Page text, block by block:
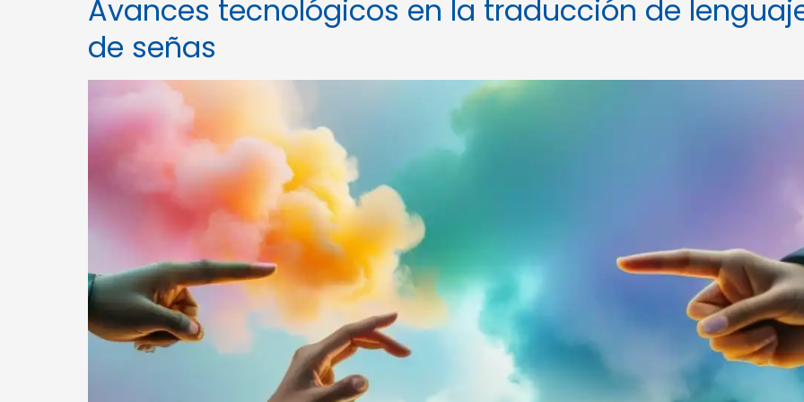
Avances tecnológicos en la traducción de
de señas